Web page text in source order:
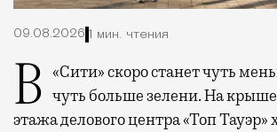
09.08.2026 1 мин. чтения
В «Сити» скоро станет чуть меньше стекла и чуть больше зелени. На
этажа делового центра «Топ Тауэр»